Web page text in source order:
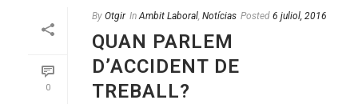
0
By Otgir In Ambit Laboral, Notícias Posted 6 juliol, 2016
QUAN PARLEM
D’ACCIDENT DE
TREBALL?